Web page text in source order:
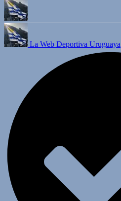
La Web Deportiva Uruguaya